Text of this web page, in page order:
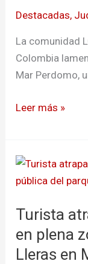
Destacadas,
La comunidad
Colombia
Mar Perdomo,
Marta
Leer más »
Turista
en plena
Lleras en
Turista
atrapa
presunta
ladrona
en